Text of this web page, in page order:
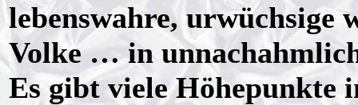
lebenswahre, urwüchsige
Volke … in
Es gibt viele Höhepunkte